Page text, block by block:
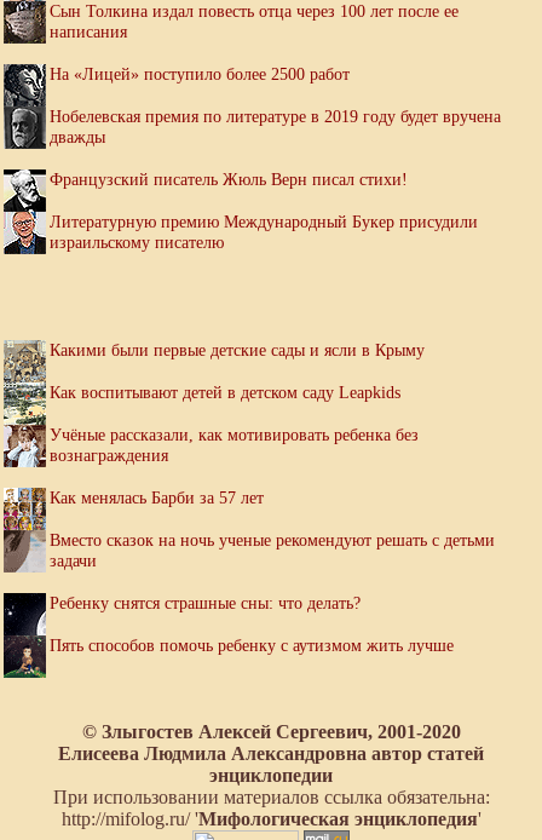
Сын Толкина издал повесть отца через 100 лет после ее
написания
На «Лицей» поступило более 2500 работ
Нобелевская премия по литературе в 2019 году будет вручена
дважды
Французский писатель Жюль Верн писал стихи!
Литературную премию Международный Букер присудили
израильскому писателю
Какими были первые детские сады и ясли в Крыму
Как воспитывают детей в детском саду Leapkids
Учёные рассказали, как мотивировать ребенка без
вознаграждения
Как менялась Барби за 57 лет
Вместо сказок на ночь ученые рекомендуют решать с детьми
задачи
Ребенку снятся страшные сны: что делать?
Пять способов помочь ребенку с аутизмом жить лучше
© Злыгостев Алексей Сергеевич, 2001-2020
Елисеева Людмила Александровна автор статей
энциклопедии
При использовании материалов ссылка обязательна:
http://mifolog.ru/ 'Мифологическая энциклопедия'